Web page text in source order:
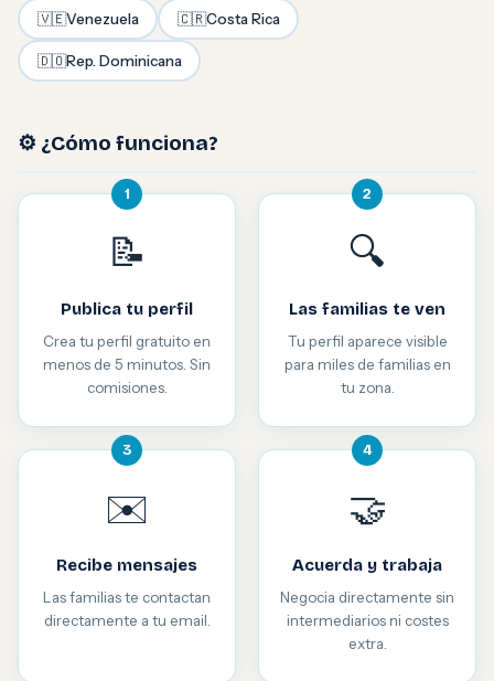
🇻🇪Venezuela 🇨🇷Costa Rica
🇩🇴Rep. Dominicana
⚙️ ¿Cómo funciona?
1
📝
Publica tu perfil
Crea tu perfil gratuito en
menos de 5 minutos. Sin
comisiones.
2
🔍
Las familias te ven
Tu perfil aparece visible
para miles de familias en
tu zona.
3
✉️
Recibe mensajes
Las familias te contactan
directamente a tu email.
4
🤝
Acuerda y trabaja
Negocia directamente sin
intermediarios ni costes
extra.